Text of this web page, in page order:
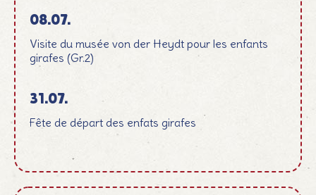
08.07.
Visite du musée von der Heydt pour les enfants
girafes (Gr.2)
31.07.
Fête de départ des enfats girafes